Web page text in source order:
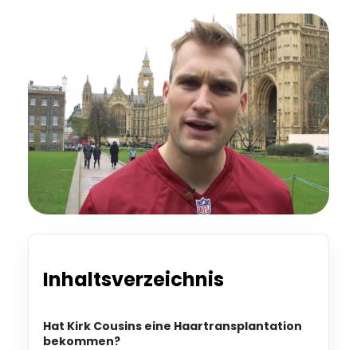
Inhaltsverzeichnis
Hat Kirk Cousins eine Haartransplantation
bekommen?